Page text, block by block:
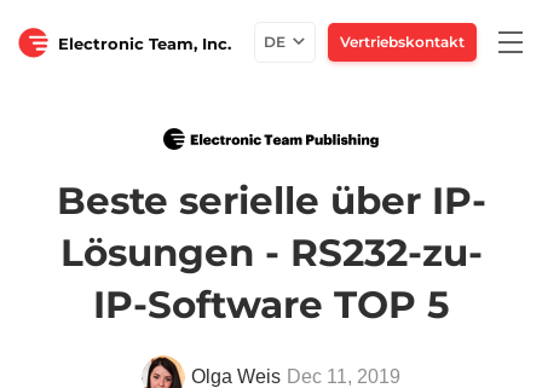
Electronic Team, Inc. DE Vertriebskontakt
Beste serielle über IP-
Lösungen - RS232-zu-
IP-Software TOP 5
Olga Weis Dec 11, 2019